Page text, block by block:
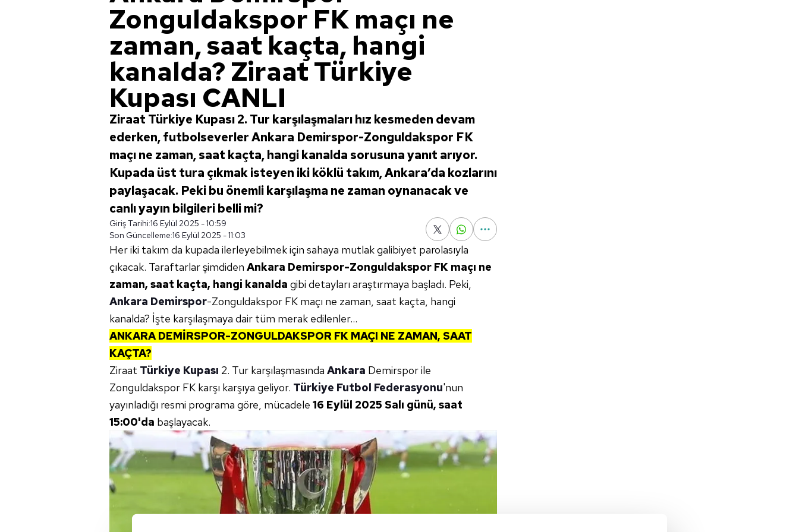
Zonguldakspor FK maçı ne
zaman, saat kaçta, hangi
kanalda? Ziraat Türkiye
Kupası CANLI
Ziraat Türkiye Kupası 2. Tur karşılaşmaları hız kesmeden devam
ederken, futbolseverler Ankara Demirspor-Zonguldakspor FK
maçı ne zaman, saat kaçta, hangi kanalda sorusuna yanıt arıyor.
Kupada üst tura çıkmak isteyen iki köklü takım, Ankara’da kozlarını
paylaşacak. Peki bu önemli karşılaşma ne zaman oynanacak ve
canlı yayın bilgileri belli mi?
Giriş Tarihi:16 Eylül 2025 - 10:59
Son Güncelleme:16 Eylül 2025 - 11:03
Her iki takım da kupada ilerleyebilmek için sahaya mutlak galibiyet parolasıyla
çıkacak. Taraftarlar şimdiden Ankara Demirspor-Zonguldakspor FK maçı ne
zaman, saat kaçta, hangi kanalda gibi detayları araştırmaya başladı. Peki,
Ankara Demirspor-Zonguldakspor FK maçı ne zaman, saat kaçta, hangi
kanalda? İşte karşılaşmaya dair tüm merak edilenler…
ANKARA DEMİRSPOR-ZONGULDAKSPOR FK MAÇI NE ZAMAN, SAAT
KAÇTA?
Ziraat Türkiye Kupası 2. Tur karşılaşmasında Ankara Demirspor ile
Zonguldakspor FK karşı karşıya geliyor. Türkiye Futbol Federasyonu'nun
yayınladığı resmi programa göre, mücadele 16 Eylül 2025 Salı günü, saat
15:00'da başlayacak.